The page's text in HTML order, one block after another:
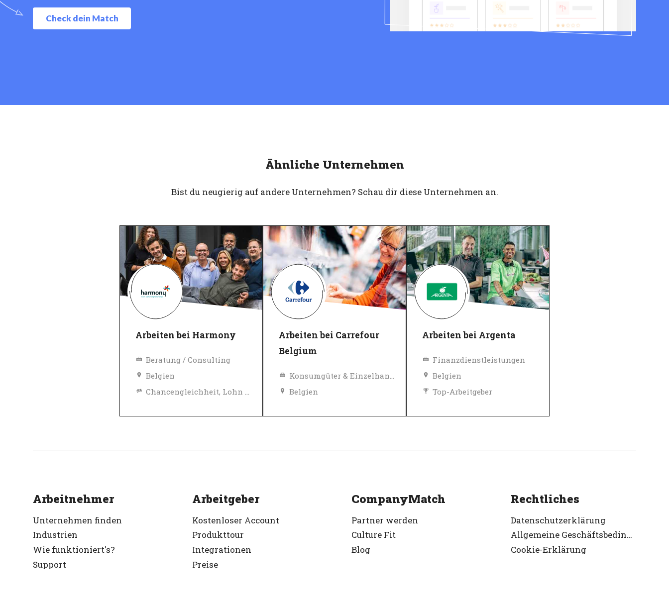
Check dein Match
Ähnliche Unternehmen
Bist du neugierig auf andere Unternehmen? Schau dir diese Unternehmen an.
Arbeiten bei Harmony
Beratung / Consulting
Belgien
Chancengleichheit, Lohn und Sozialleistungen
Arbeiten bei Carrefour
Belgium
Konsumgüter & Einzelhandel
Belgien
Arbeiten bei Argenta
Finanzdienstleistungen
Belgien
Top-Arbeitgeber
Arbeitnehmer
Unternehmen finden
Industrien
Wie funktioniert's?
Support
Arbeitgeber
Kostenloser Account
Produkttour
Integrationen
Preise
CompanyMatch
Partner werden
Culture Fit
Blog
Rechtliches
Datenschutzerklärung
Allgemeine Geschäftsbedingungen
Cookie-Erklärung